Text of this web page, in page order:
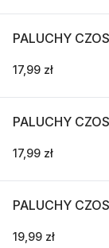
PALUCHY
17,99 zł
PALUCHY
17,99 zł
PALUCHY
19,99 zł